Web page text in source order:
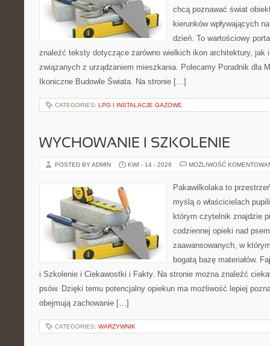
chcą poznawać świat
kierunków wpływających
dzień. To wartościowy
znaleźć teksty dotyczące zarówno wielkich ikon architektury, jak
związanych z urządzaniem mieszkania. Polecamy Poradnik dla
Ikoniczne Budowle Świata. Na stronie […]
CATEGORIES: LPG I INSTALACJE GAZOWE
WYCHOWANIE I SZKOLENIE
POSTED BY ADMIN KWI - 14 - 2026 MOŻLIWOŚĆ
Pakawilkolaka to
myślą o właścicielach
którym czytelnik znajdzie
codziennej opieki nad
zaawansowanych, w
bogatą bazę materiałów.
i Szkolenie i Ciekawostki i Fakty. Na stronie można znaleźć
psów. Dzięki temu potencjalny opiekun ma możliwość lepiej
obejmują zachowanie […]
CATEGORIES: WARZYWNIK